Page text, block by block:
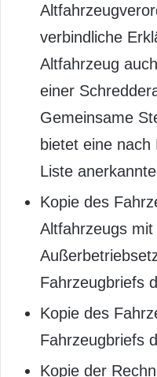
verbindliche
Altfahrzeug
einer
Gemeinsame
bietet eine
Liste
Kopie des
Altfahrzeugs
Fahrzeugbriefs
Kopie des
Fahrzeugbriefs
Kopie der